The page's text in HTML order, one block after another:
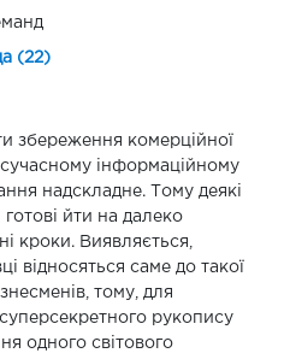
(22)
збереження комерційної
інформаційному
надскладне. Тому деякі
готові йти на далеко
кроки. Виявляється,
відносяться саме до такої
тому, для
рукопису
одного світового